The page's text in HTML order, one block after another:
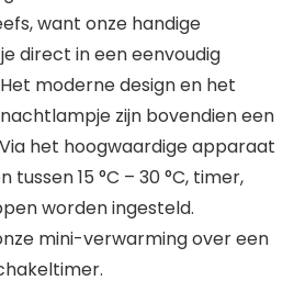
want onze handige
direct in een eenvoudig
moderne design en het
zijn bovendien een
het hoogwaardige apparaat
15 °C – 30 °C, timer,
worden ingesteld.
mini-verwarming over een